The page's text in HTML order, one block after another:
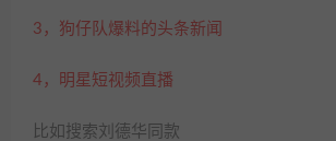
3，狗仔队爆料的头条新闻
4，明星短视频直播
比如搜索刘德华同款